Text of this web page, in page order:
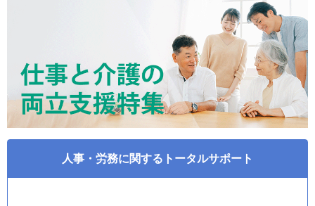
人事・労務に関するトータルサポート